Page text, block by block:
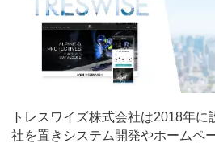
トレスワイズ株式会社は2018年
社を置きシステム開発やホームペ